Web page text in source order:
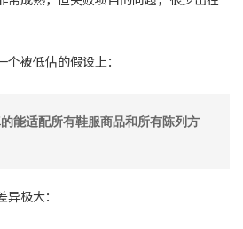
被低估的假设上：
能适配所有鞋服商品和所有陈列方
极大：